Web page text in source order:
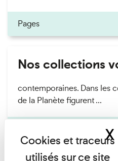
Pages
Nos collections
contemporaines. Dans les
de la Planète figurent ...
X